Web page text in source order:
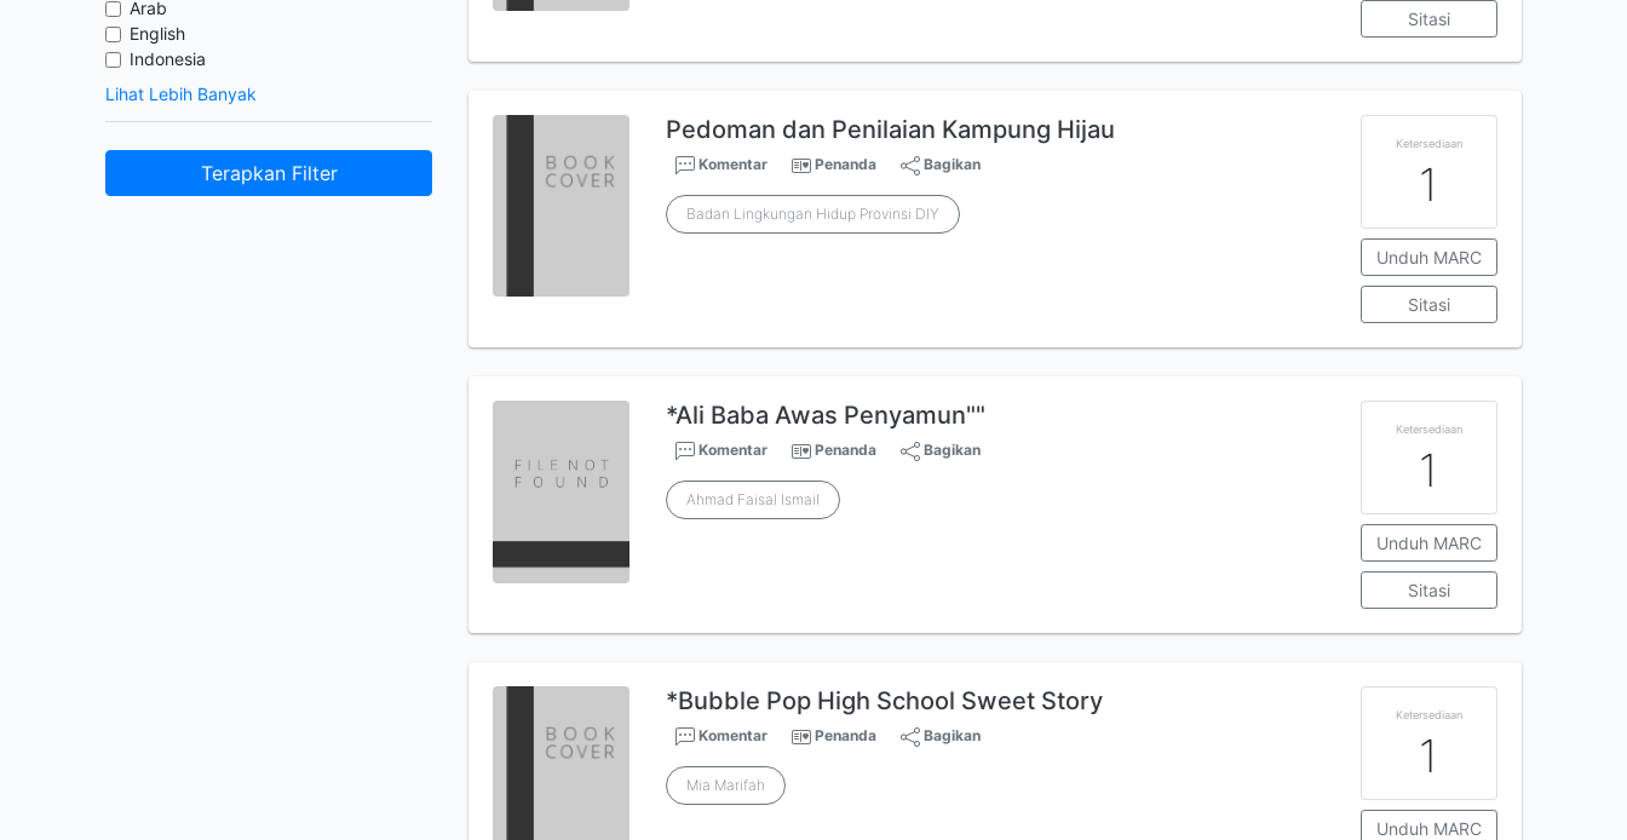
Arab
English
Indonesia
Lihat Lebih Banyak
Terapkan Filter
Sitasi
Pedoman dan Penilaian Kampung Hijau
Komentar Penanda Bagikan
Badan Lingkungan Hidup Provinsi DIY
Ketersediaan
1
Unduh MARC
Sitasi
*Ali Baba Awas Penyamun""
Komentar Penanda Bagikan
Ahmad Faisal Ismail
Ketersediaan
1
Unduh MARC
Sitasi
*Bubble Pop High School Sweet Story
Komentar Penanda Bagikan
Mia Marifah
Ketersediaan
1
Unduh MARC